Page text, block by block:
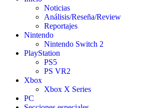
Noticias
Análisis/Reseña/Review
Reportajes
Nintendo
Nintendo Switch 2
PlayStation
PS5
PS VR2
Xbox
Xbox X Series
PC